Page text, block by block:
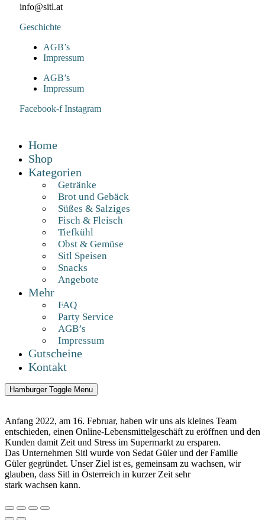
info@sitl.at
Geschichte
AGB’s
Impressum
AGB’s
Impressum
Facebook-f Instagram
Home
Shop
Kategorien
Getränke
Brot und Gebäck
Süßes & Salziges
Fisch & Fleisch
Tiefkühl
Obst & Gemüse
Sitl Speisen
Snacks
Angebote
Mehr
FAQ
Party Service
AGB’s
Impressum
Gutscheine
Kontakt
Hamburger Toggle Menu
Anfang 2022, am 16. Februar, haben wir uns als kleines Team
entschieden, einen Online-Lebensmittelgeschäft zu eröffnen und den
Kunden damit Zeit und Stress im Supermarkt zu ersparen.
Das Unternehmen Sitl wurde von Sedat Güler und der Familie
Güler gegründet. Unser Ziel ist es, gemeinsam zu wachsen, wir
glauben, dass Sitl in Österreich in kurzer Zeit sehr
stark wachsen kann.